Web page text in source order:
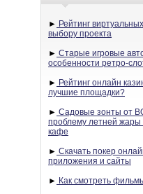
► Рейтинг
выбору проекта
► Старые игровые
особенности ретро-
► Рейтинг онлайн
лучшие площадки?
► Садовые зонты от
проблему летней
кафе
► Скачать покер
приложения и сайты
► Как смотреть